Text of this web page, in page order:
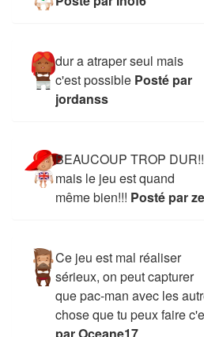
dur a atraper seul mais
c'est possible Posté par
jordanss
BEAUCOUP TROP
mais le jeu est quand
même bien!!! Posté par
Ce jeu est mal réaliser
sérieux, on peut capturer
que pac-man avec les
chose que tu peux faire
par Oceane17